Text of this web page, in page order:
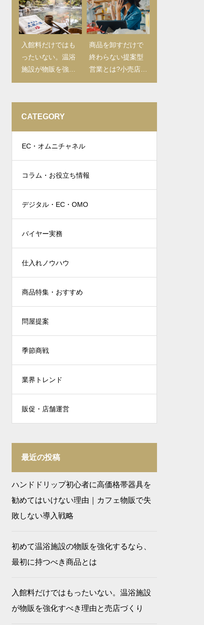
物販で失敗しない
導入戦略
入館料だけではも
ったいない。温浴
施設が物販を強化
すべき理由と売店
商品を卸すだけで
終わらない提案型
営業とは?小売店に
喜ばれる進め方を
チェックリストと
成功の秘訣
CATEGORY
EC・オムニチャネル
コラム・お役立ち情報
デジタル・EC・OMO
バイヤー実務
仕入れノウハウ
商品特集・おすすめ
問屋提案
季節商戦
業界トレンド
販促・店舗運営
最近の投稿
ハンドドリップ初心者に高価格帯器具を
勧めてはいけない理由｜カフェ物販で失
敗しない導入戦略
初めて温浴施設の物販を強化するなら、
最初に持つべき商品とは
入館料だけではもったいない。温浴施設
が物販を強化すべき理由と売店づくり